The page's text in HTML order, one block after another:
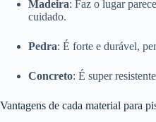
Madeira: Faz o lugar
cuidado.
Pedra: É forte e durável,
Concreto: É super
Vantagens de cada material para